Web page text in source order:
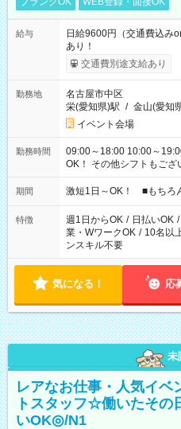
給与
日給9600円（交通費込
あり！
交通費別途支給あり
勤務地
名古屋市中区
栄(愛知県)駅 / 金山(愛知
イベント会場
勤務時間
09:00～18:00 10:00～19:00 09:00～
OK！ その他シフトも
期間 激短1日～OK！ ■もちろ
特徴 週1日からOK / 日払いOK /
業・WワークOK / 10名以
ンスキル不要
気になる！ 応
未
レアなお仕事・人気イベ
トスタッフ☆働いたその
いOK◎/N1